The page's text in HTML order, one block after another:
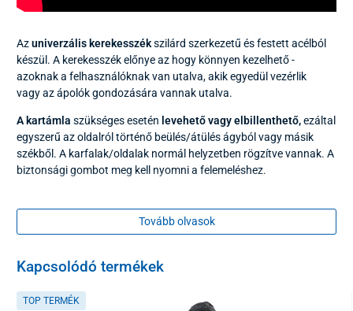
Azuniverzális kerekesszékszilárd szerkezetű és festett acélból
készül. A kerekesszék előnye az hogy könnyen kezelhető -
azoknak a felhasználóknak van utalva, akik egyedül vezérlik
vagy az ápolók gondozására vannak utalva.
A kartámla szükséges esetén levehető vagy elbillenthető,ezáltal
egyszerű az oldalról történő beülés/átülés ágyból vagy másik
székből. A karfalak/oldalak normál helyzetben rögzítve vannak. A
biztonsági gombot meg kell nyomni a felemeléshez.
Tovább olvasok
Kapcsolódó termékek
TOP TERMÉK